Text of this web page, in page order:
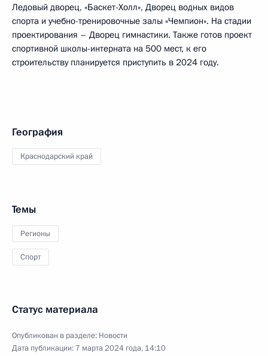
Ледовый дворец, «Баскет-Холл», Дворец водных видов
спорта и учебно-тренировочные залы «Чемпион». На стадии
проектирования – Дворец гимнастики. Также готов проект
спортивной школы-интерната на 500 мест, к его
строительству планируется приступить в 2024 году.
География
Краснодарский край
Темы
Регионы
Спорт
Статус материала
Опубликован в разделе: Новости
Дата публикации: 7 марта 2024 года, 14:10